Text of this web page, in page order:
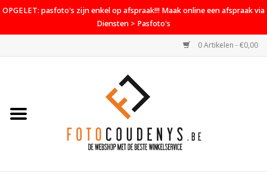
OPGELET: pasfoto's zijn enkel op afspraak!!! Maak online een afspraak via
Diensten > Pasfoto's
0 Artikelen - €0,00
Home